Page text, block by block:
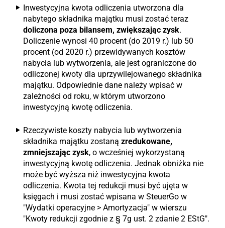
Inwestycyjna kwota odliczenia utworzona dla
nabytego składnika majątku musi zostać teraz
doliczona poza bilansem, zwiększając zysk.
Doliczenie wynosi 40 procent (do 2019 r.) lub 50
procent (od 2020 r.) przewidywanych kosztów
nabycia lub wytworzenia, ale jest ograniczone do
odliczonej kwoty dla uprzywilejowanego składnika
majątku. Odpowiednie dane należy wpisać w
zależności od roku, w którym utworzono
inwestycyjną kwotę odliczenia.
Rzeczywiste koszty nabycia lub wytworzenia
składnika majątku zostaną zredukowane,
zmniejszając zysk, o wcześniej wykorzystaną
inwestycyjną kwotę odliczenia. Jednak obniżka nie
może być wyższa niż inwestycyjna kwota
odliczenia. Kwota tej redukcji musi być ujęta w
księgach i musi zostać wpisana w SteuerGo w
"Wydatki operacyjne > Amortyzacja" w wierszu
"Kwoty redukcji zgodnie z § 7g ust. 2 zdanie 2 EStG".